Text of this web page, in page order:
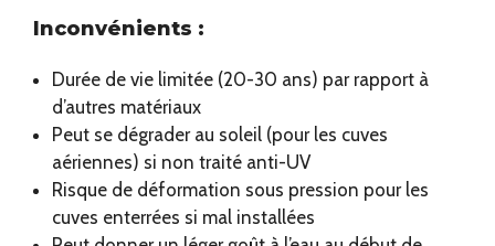
Inconvénients :
Durée de vie limitée (20-30 ans) par rapport à
d’autres matériaux
Peut se dégrader au soleil (pour les cuves
aériennes) si non traité anti-UV
Risque de déformation sous pression pour les
cuves enterrées si mal installées